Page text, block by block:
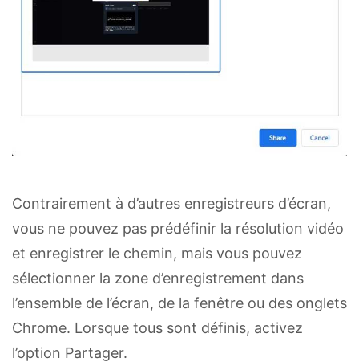
Contrairement à d’autres enregistreurs d’écran,
vous ne pouvez pas prédéfinir la résolution vidéo
et enregistrer le chemin, mais vous pouvez
sélectionner la zone d’enregistrement dans
l’ensemble de l’écran, de la fenêtre ou des onglets
Chrome. Lorsque tous sont définis, activez
l’option Partager.